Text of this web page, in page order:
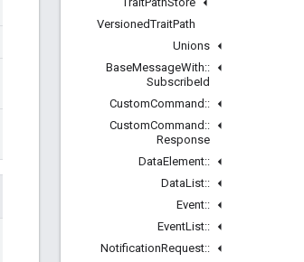
VersionedTraitPath
Unions
::
BaseMessageWith
SubscribeId
::
CustomCommand
::
CustomCommand
Response
::
DataElement
::
DataList
::
Event
::
EventList
::
NotificationRequest